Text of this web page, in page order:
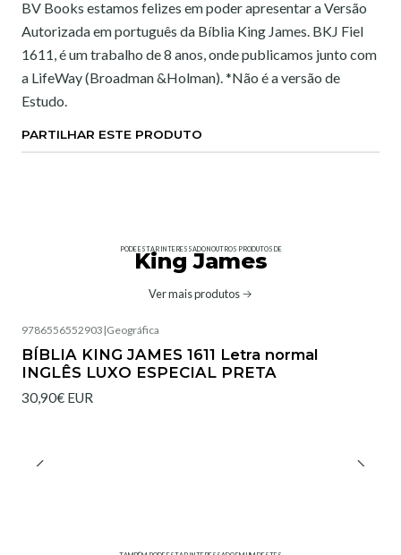
BV Books estamos felizes em poder apresentar a Versão
Autorizada em português da Bíblia King James. BKJ Fiel
1611, é um trabalho de 8 anos, onde publicamos junto com
a LifeWay (Broadman &Holman). *Não é a versão de
Estudo.
PARTILHAR ESTE PRODUTO
PODE ESTAR INTERESSADO NOUTROS PRODUTOS DE
King James
Ver mais produtos
9786556552903 |Geográfica
BÍBLIA KING JAMES 1611 Letra normal
INGLÊS LUXO ESPECIAL PRETA
30,90€ EUR